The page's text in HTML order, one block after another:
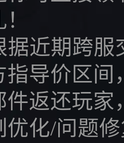
期跨服
指导价区间
件返还玩家
化/问题修